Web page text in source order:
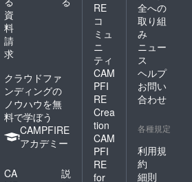
資
料
請
求
クラウドファ
ンディングの
ノウハウを無
料で学ぼう
CAMPFIRE
アカデミー
CA
説
RE
コ
ミュ
ニ
ティ
CAM
PFI
RE
Crea
tion
CAM
PFI
RE
for
全への
取り組
み
ニュー
ス
ヘルプ
お問い
合わせ
各種規定
利用規
約
細則